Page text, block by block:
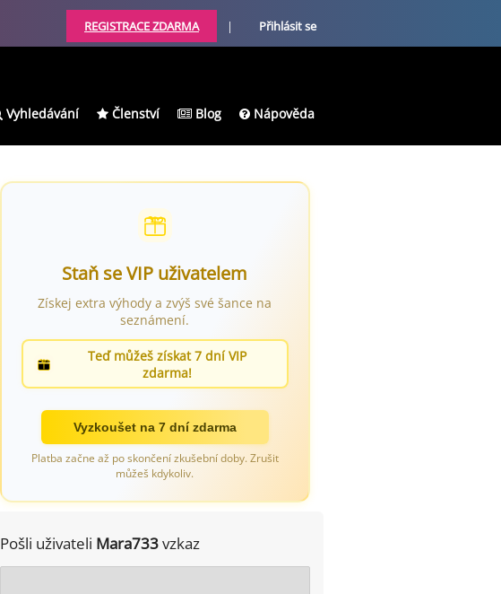
REGISTRACE ZDARMA | Přihlásit se
Vyhledávání Členství Blog Nápověda
Staň se VIP uživatelem
Získej extra výhody a zvýš své šance na
seznámení.
Teď můžeš získat 7 dní VIP
zdarma!
Vyzkoušet na 7 dní zdarma
Platba začne až po skončení zkušební doby. Zrušit
můžeš kdykoliv.
Pošli uživateli Mara733vzkaz